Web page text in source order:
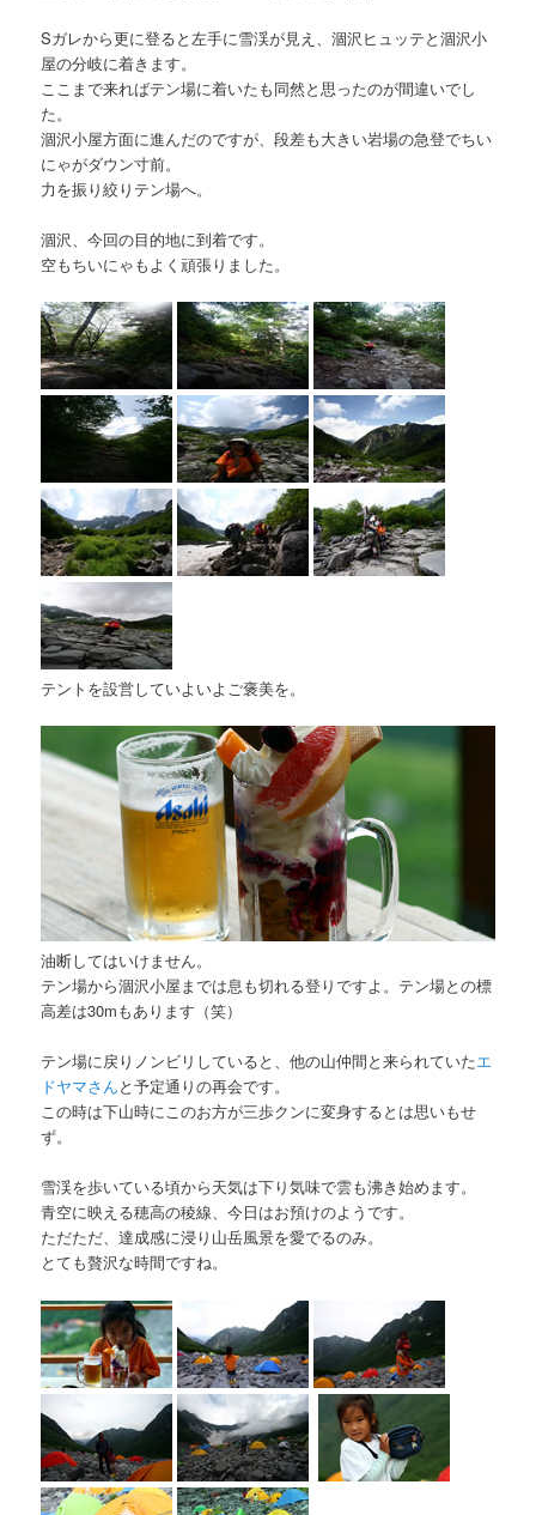
Sガレから更に登ると左手に雪渓が見え、涸沢ヒュッテと涸沢小
屋の分岐に着きます。
ここまで来ればテン場に着いたも同然と思ったのが間違いでし
た。
涸沢小屋方面に進んだのですが、段差も大きい岩場の急登でちい
にゃがダウン寸前。
力を振り絞りテン場へ。
涸沢、今回の目的地に到着です。
空もちいにゃもよく頑張りました。
テントを設営していよいよご褒美を。
油断してはいけません。
テン場から涸沢小屋までは息も切れる登りですよ。テン場との標
高差は30mもあります（笑）
テン場に戻りノンビリしていると、他の山仲間と来られていたエ
ドヤマさんと予定通りの再会です。
この時は下山時にこのお方が三歩クンに変身するとは思いもせ
ず。
雪渓を歩いている頃から天気は下り気味で雲も沸き始めます。
青空に映える穂高の稜線、今日はお預けのようです。
ただただ、達成感に浸り山岳風景を愛でるのみ。
とても贅沢な時間ですね。